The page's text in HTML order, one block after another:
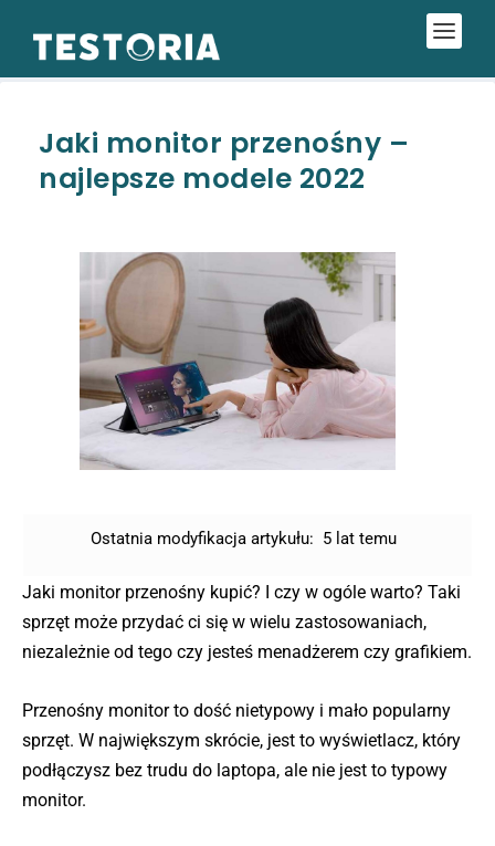
Jaki monitor przenośny –
najlepsze modele 2022
Ostatnia modyfikacja artykułu: 5 lat temu
Jaki monitor przenośny kupić? I czy w ogóle warto? Taki
sprzęt może przydać ci się w wielu zastosowaniach,
niezależnie od tego czy jesteś menadżerem czy grafikiem.
Przenośny monitor to dość nietypowy i mało popularny
sprzęt. W największym skrócie, jest to wyświetlacz, który
podłączysz bez trudu do laptopa, ale nie jest to typowy
monitor.